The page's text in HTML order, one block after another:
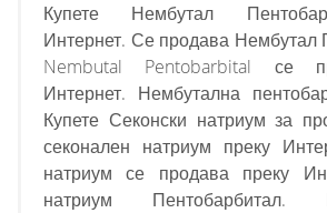
Купете Нембутал
Интернет. Се продава Нембутал
Nembutal Pentobarbital се
Интернет. Нембутална
Купете Секонски натриум за
секонален натриум преку
натриум се продава преку
натриум Пентобарбитал.